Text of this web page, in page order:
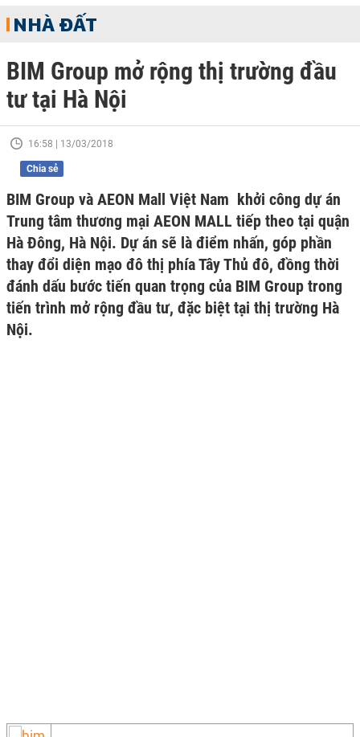
NHÀ ĐẤT
BIM Group mở rộng thị trường đầu
tư tại Hà Nội
16:58 | 13/03/2018
Chia sẻ
BIM Group và AEON Mall Việt Nam khởi công dự án
Trung tâm thương mại AEON MALL tiếp theo tại quận
Hà Đông, Hà Nội. Dự án sẽ là điểm nhấn, góp phần
thay đổi diện mạo đô thị phía Tây Thủ đô, đồng thời
đánh dấu bước tiến quan trọng của BIM Group trong
tiến trình mở rộng đầu tư, đặc biệt tại thị trường Hà
Nội.